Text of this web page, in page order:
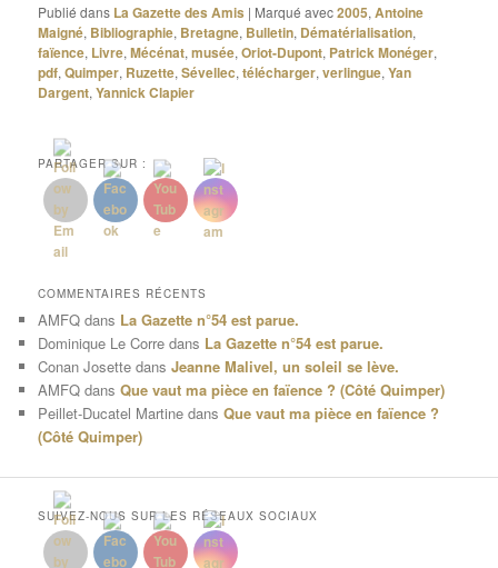
Publié dans La Gazette des Amis | Marqué avec2005,Antoine
Maigné, Bibliographie, Bretagne, Bulletin, Dématérialisation,
faïence, Livre,Mécénat,musée,Oriot-Dupont, Patrick Monéger,
pdf,Quimper, Ruzette,Sévellec,télécharger,verlingue,Yan
Dargent,Yannick Clapier
PARTAGER SUR :
COMMENTAIRES RÉCENTS
AMFQ dans La Gazette n°54 est parue.
Dominique Le Corre dans La Gazette n°54 est parue.
Conan Josette dansJeanne Malivel, un soleil se lève.
AMFQ dansQue vaut ma pièce en faïence ? (Côté Quimper)
Peillet-Ducatel Martine dansQue vaut ma pièce en faïence ?
(Côté Quimper)
SUIVEZ-NOUS SUR LES RÉSEAUX SOCIAUX